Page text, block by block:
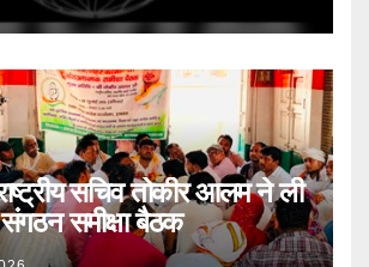
सचिव तोकीर आलम ने ली
समीक्षा बैठक